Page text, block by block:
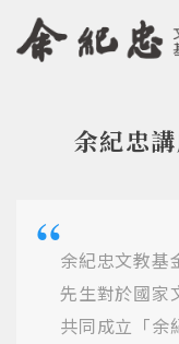
您在這裡余紀忠
余紀忠文教基
先生對於國家
共同成立「余